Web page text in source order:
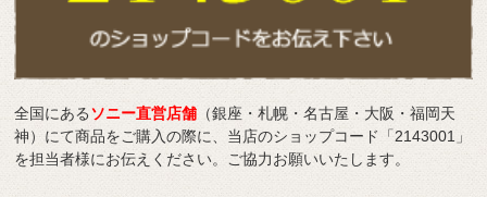
全国にある ソニー直営店舗 （銀座・札幌・名古屋・大阪・福岡天
神）にて商品をご購入の際に、当店のショップコード「2143001」
を担当者様にお伝えください。ご協力お願いいたします。